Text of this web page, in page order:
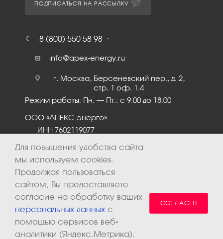
ПОДПИСАТЬСЯ НА РАССЫЛКУ
8 (800) 550 58 98
info@apex-energy.ru
г. Москва, Берсеневский пер., д. 2,
стр. 1 оф. 1.4
Режим работы: Пн. – Пт.: с 9:00 до 18:00
ООО «АПЕКС-энерго»
ИНН 7602119077
Для повышения удобства сайта
мы используем cookies.
Продолжая пользоваться
сайтом, Вы предоставляете
согласие на обработку ваших
персональных данных с
помощью сервисов веб-
аналитики (Яндекс.Метрика).
СОГЛАСЕН